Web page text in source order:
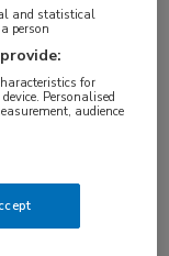
acuut
is nodig om
patiënten
and statistical
person
for
Personalised
audience